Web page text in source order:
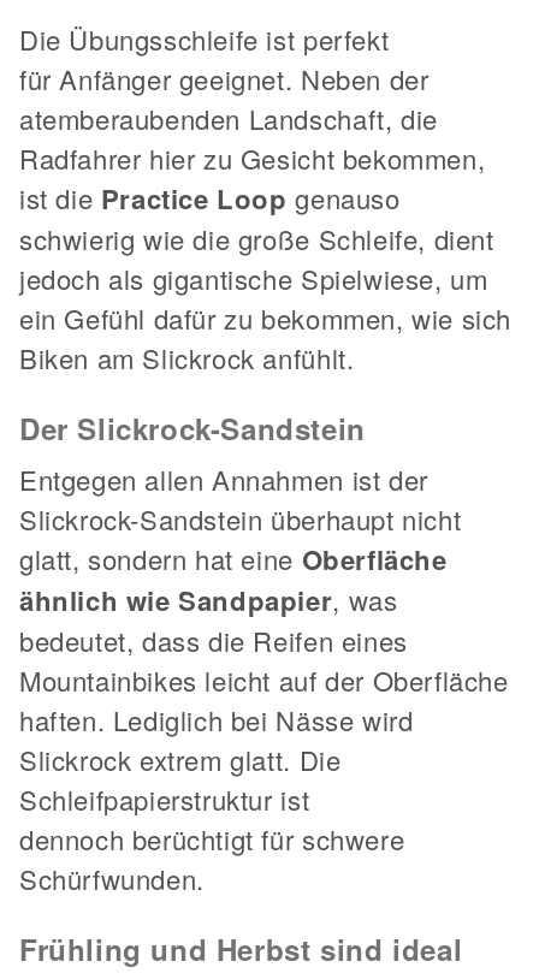
Die Übungsschleife ist perfekt
für Anfänger geeignet. Neben der
atemberaubenden Landschaft, die
Radfahrer hier zu Gesicht bekommen,
ist die Practice Loop genauso
schwierig wie die große Schleife, dient
jedoch als gigantische Spielwiese, um
ein Gefühl dafür zu bekommen, wie sich
Biken am Slickrock anfühlt.
Der Slickrock-Sandstein
Entgegen allen Annahmen ist der
Slickrock-Sandstein überhaupt nicht
glatt, sondern hat eine Oberfläche
ähnlich wie Sandpapier, was
bedeutet, dass die Reifen eines
Mountainbikes leicht auf der Oberfläche
haften. Lediglich bei Nässe wird
Slickrock extrem glatt. Die
Schleifpapierstruktur ist
dennoch berüchtigt für schwere
Schürfwunden.
Frühling und Herbst sind ideal